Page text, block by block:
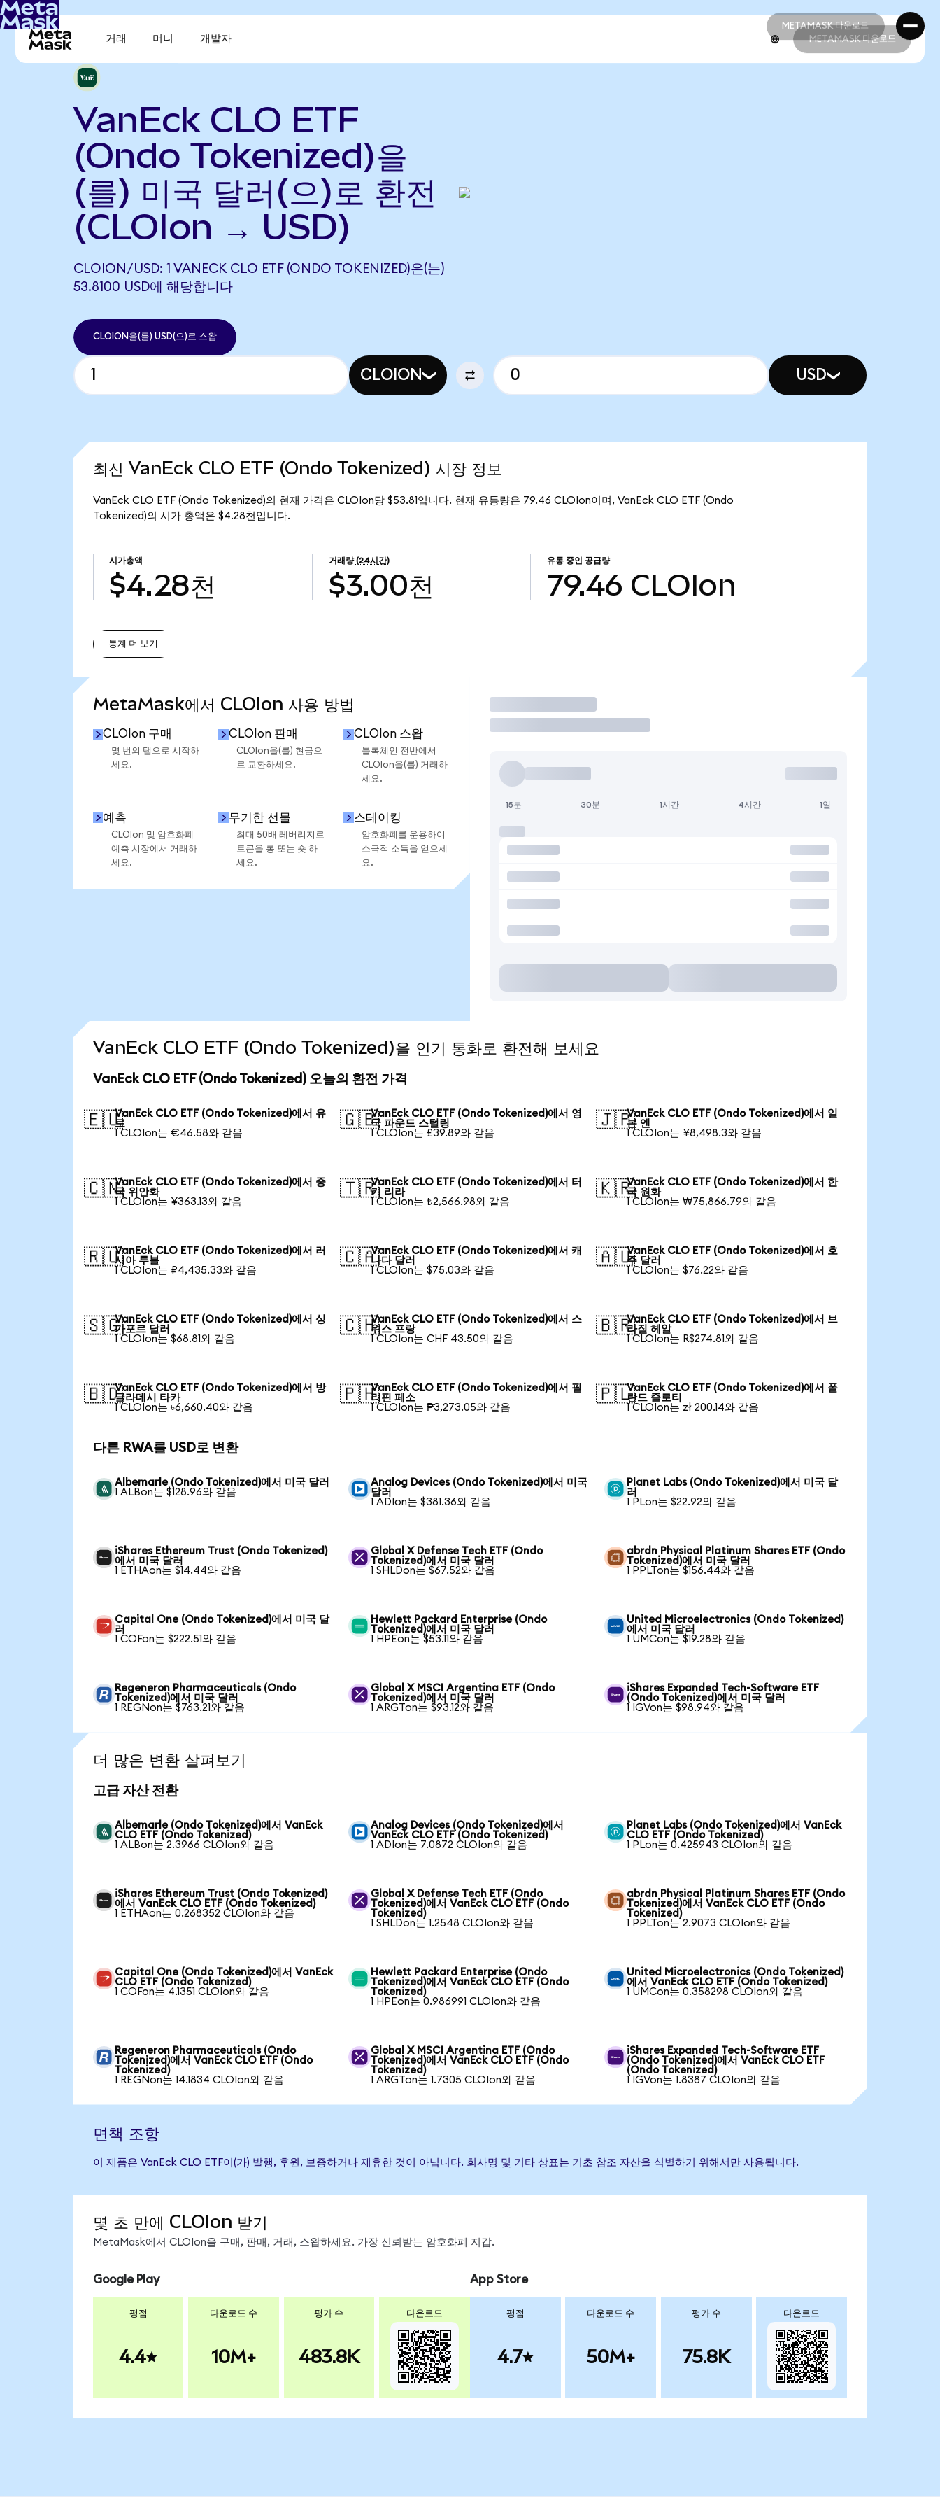
METAMASK 다운로드
METAMASK 다운로드
거래 머니 개발자 METAMASK 다운로드
VanEck CLO ETF
(Ondo Tokenized)을
(를) 미국 달러(으)로 환전
(CLOIon → USD)
CLOION/USD: 1 VANECK CLO ETF (ONDO TOKENIZED)은(는)
53.8100 USD에 해당합니다
CLOION을(를) USD(으)로 스왑
CLOION USD
최신 VanEck CLO ETF (Ondo Tokenized) 시장 정보
VanEck CLO ETF (Ondo Tokenized)의 현재 가격은 CLOIon당 $53.81입니다. 현재 유통량은 79.46 CLOIon이며, VanEck CLO ETF (Ondo
Tokenized)의 시가 총액은 $4.28천입니다.
시가총액
$4.28천
거래량 (24시간)
$3.00천
유통 중인 공급량
79.46 CLOIon
통계 더 보기
MetaMask에서 CLOIon 사용 방법
CLOIon 구매
몇 번의 탭으로 시작하
세요.
CLOIon 판매
CLOIon을(를) 현금으
로 교환하세요.
CLOIon 스왑
블록체인 전반에서
CLOIon을(를) 거래하
세요.
예측
CLOIon 및 암호화폐
예측 시장에서 거래하
세요.
무기한 선물
최대 50배 레버리지로
토큰을 롱 또는 숏 하
세요.
스테이킹
암호화폐를 운용하여
소극적 소득을 얻으세
요.
거래
15분 30분 1시간 4시간 1일
VanEck CLO ETF (Ondo Tokenized)을 인기 통화로 환전해 보세요
VanEck CLO ETF (Ondo Tokenized) 오늘의 환전 가격
🇪🇺VanEck CLO ETF (Ondo Tokenized)에서 유
로
1 CLOIon는 €46.58와 같음
🇬🇧VanEck CLO ETF (Ondo Tokenized)에서 영
국 파운드 스털링
1 CLOIon는 £39.89와 같음
🇯🇵VanEck CLO ETF (Ondo Tokenized)에서 일
본 엔
1 CLOIon는 ¥8,498.3와 같음
🇨🇳VanEck CLO ETF (Ondo Tokenized)에서 중
국 위안화
1 CLOIon는 ¥363.13와 같음
🇹🇷VanEck CLO ETF (Ondo Tokenized)에서 터
키 리라
1 CLOIon는 ₺2,566.98와 같음
🇰🇷VanEck CLO ETF (Ondo Tokenized)에서 한
국 원화
1 CLOIon는 ₩75,866.79와 같음
🇷🇺VanEck CLO ETF (Ondo Tokenized)에서 러
시아 루블
1 CLOIon는 ₽4,435.33와 같음
🇨🇦VanEck CLO ETF (Ondo Tokenized)에서 캐
나다 달러
1 CLOIon는 $75.03와 같음
🇦🇺VanEck CLO ETF (Ondo Tokenized)에서 호
주 달러
1 CLOIon는 $76.22와 같음
🇸🇬VanEck CLO ETF (Ondo Tokenized)에서 싱
가포르 달러
1 CLOIon는 $68.81와 같음
🇨🇭VanEck CLO ETF (Ondo Tokenized)에서 스
위스 프랑
1 CLOIon는 CHF 43.50와 같음
🇧🇷VanEck CLO ETF (Ondo Tokenized)에서 브
라질 헤알
1 CLOIon는 R$274.81와 같음
🇧🇩VanEck CLO ETF (Ondo Tokenized)에서 방
글라데시 타카
1 CLOIon는 ৳6,660.40와 같음
🇵🇭VanEck CLO ETF (Ondo Tokenized)에서 필
리핀 페소
1 CLOIon는 ₱3,273.05와 같음
🇵🇱VanEck CLO ETF (Ondo Tokenized)에서 폴
란드 즐로티
1 CLOIon는 zł 200.14와 같음
다른 RWA를 USD로 변환
Albemarle (Ondo Tokenized)에서 미국 달러
1 ALBon는 $128.96와 같음
Analog Devices (Ondo Tokenized)에서 미국
달러
1 ADIon는 $381.36와 같음
Planet Labs (Ondo Tokenized)에서 미국 달
러
1 PLon는 $22.92와 같음
iShares Ethereum Trust (Ondo Tokenized)
에서 미국 달러
1 ETHAon는 $14.44와 같음
Global X Defense Tech ETF (Ondo
Tokenized)에서 미국 달러
1 SHLDon는 $67.52와 같음
abrdn Physical Platinum Shares ETF (Ondo
Tokenized)에서 미국 달러
1 PPLTon는 $156.44와 같음
Capital One (Ondo Tokenized)에서 미국 달
러
1 COFon는 $222.51와 같음
Hewlett Packard Enterprise (Ondo
Tokenized)에서 미국 달러
1 HPEon는 $53.11와 같음
United Microelectronics (Ondo Tokenized)
에서 미국 달러
1 UMCon는 $19.28와 같음
Regeneron Pharmaceuticals (Ondo
Tokenized)에서 미국 달러
1 REGNon는 $763.21와 같음
Global X MSCI Argentina ETF (Ondo
Tokenized)에서 미국 달러
1 ARGTon는 $93.12와 같음
iShares Expanded Tech-Software ETF
(Ondo Tokenized)에서 미국 달러
1 IGVon는 $98.94와 같음
더 많은 변환 살펴보기
고급 자산 전환
Albemarle (Ondo Tokenized)에서 VanEck
CLO ETF (Ondo Tokenized)
1 ALBon는 2.3966 CLOIon와 같음
Analog Devices (Ondo Tokenized)에서
VanEck CLO ETF (Ondo Tokenized)
1 ADIon는 7.0872 CLOIon와 같음
Planet Labs (Ondo Tokenized)에서 VanEck
CLO ETF (Ondo Tokenized)
1 PLon는 0.425943 CLOIon와 같음
iShares Ethereum Trust (Ondo Tokenized)
에서 VanEck CLO ETF (Ondo Tokenized)
1 ETHAon는 0.268352 CLOIon와 같음
Global X Defense Tech ETF (Ondo
Tokenized)에서 VanEck CLO ETF (Ondo
Tokenized)
1 SHLDon는 1.2548 CLOIon와 같음
abrdn Physical Platinum Shares ETF (Ondo
Tokenized)에서 VanEck CLO ETF (Ondo
Tokenized)
1 PPLTon는 2.9073 CLOIon와 같음
Capital One (Ondo Tokenized)에서 VanEck
CLO ETF (Ondo Tokenized)
1 COFon는 4.1351 CLOIon와 같음
Hewlett Packard Enterprise (Ondo
Tokenized)에서 VanEck CLO ETF (Ondo
Tokenized)
1 HPEon는 0.986991 CLOIon와 같음
United Microelectronics (Ondo Tokenized)
에서 VanEck CLO ETF (Ondo Tokenized)
1 UMCon는 0.358298 CLOIon와 같음
Regeneron Pharmaceuticals (Ondo
Tokenized)에서 VanEck CLO ETF (Ondo
Tokenized)
1 REGNon는 14.1834 CLOIon와 같음
Global X MSCI Argentina ETF (Ondo
Tokenized)에서 VanEck CLO ETF (Ondo
Tokenized)
1 ARGTon는 1.7305 CLOIon와 같음
iShares Expanded Tech-Software ETF
(Ondo Tokenized)에서 VanEck CLO ETF
(Ondo Tokenized)
1 IGVon는 1.8387 CLOIon와 같음
면책 조항
이 제품은 VanEck CLO ETF이(가) 발행, 후원, 보증하거나 제휴한 것이 아닙니다. 회사명 및 기타 상표는 기초 참조 자산을 식별하기 위해서만 사용됩니다.
몇 초 만에 CLOIon 받기
MetaMask에서 CLOIon을 구매, 판매, 거래, 스왑하세요. 가장 신뢰받는 암호화폐 지갑.
Google Play
평점
4.4
다운로드 수
10M+
평가 수
483.8K
다운로드
App Store
평점
4.7
다운로드 수
50M+
평가 수
75.8K
다운로드